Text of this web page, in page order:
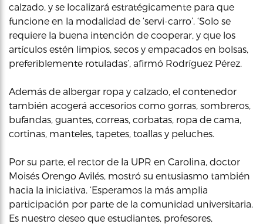
calzado, y se localizará estratégicamente para que
funcione en la modalidad de ‘servi-carro’. ‘Solo se
requiere la buena intención de cooperar, y que los
artículos estén limpios, secos y empacados en bolsas,
preferiblemente rotuladas’, afirmó Rodríguez Pérez.
Además de albergar ropa y calzado, el contenedor
también acogerá accesorios como gorras, sombreros,
bufandas, guantes, correas, corbatas, ropa de cama,
cortinas, manteles, tapetes, toallas y peluches.
Por su parte, el rector de la UPR en Carolina, doctor
Moisés Orengo Avilés, mostró su entusiasmo también
hacia la iniciativa. ‘Esperamos la más amplia
participación por parte de la comunidad universitaria.
Es nuestro deseo que estudiantes, profesores,